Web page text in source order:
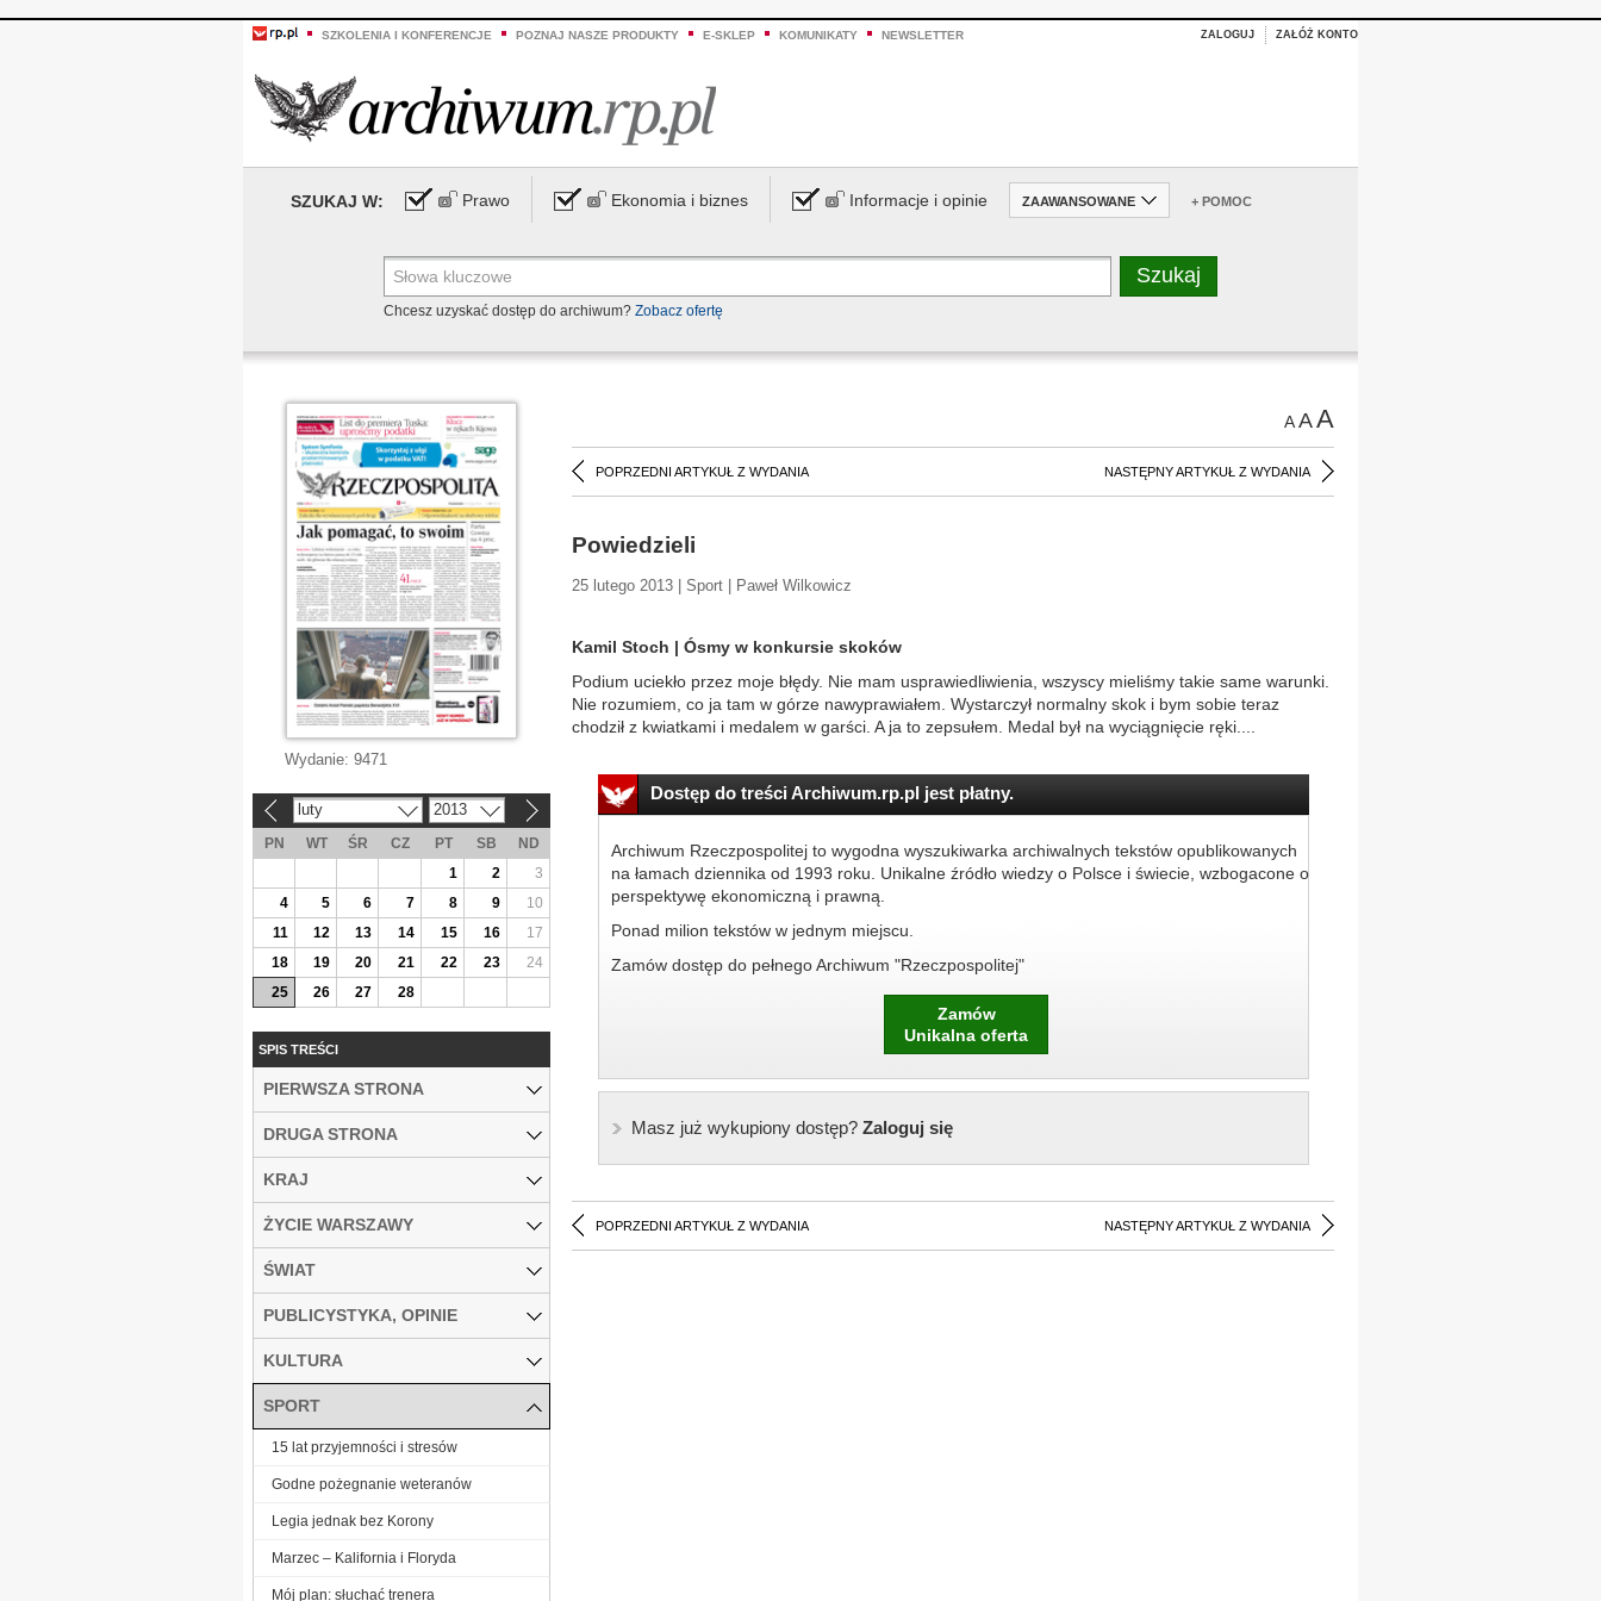
SZKOLENIA I KONFERENCJE POZNAJ NASZE PRODUKTY E-SKLEP KOMUNIKATY NEWSLETTER ZALOGUJ ZAŁÓŻ KONTO
SZUKAJ W: Prawo Ekonomia i biznes Informacje i opinie ZAAWANSOWANE + POMOC
Chcesz uzyskać dostęp do archiwum? Zobacz ofertę
AAA
POPRZEDNI ARTYKUŁ Z WYDANIA NASTĘPNY ARTYKUŁ Z WYDANIA
Powiedzieli
25 lutego 2013 | Sport | Paweł Wilkowicz
Kamil Stoch | Ósmy w konkursie skoków
Podium uciekło przez moje błędy. Nie mam usprawiedliwienia, wszyscy mieliśmy takie same warunki.
Nie rozumiem, co ja tam w górze nawyprawiałem. Wystarczył normalny skok i bym sobie teraz
chodził z kwiatkami i medalem w garści. A ja to zepsułem. Medal był na wyciągnięcie ręki....
Dostęp do treści Archiwum.rp.pl jest płatny.
Archiwum Rzeczpospolitej to wygodna wyszukiwarka archiwalnych tekstów opublikowanych
na łamach dziennika od 1993 roku. Unikalne źródło wiedzy o Polsce i świecie, wzbogacone o
perspektywę ekonomiczną i prawną.
Ponad milion tekstów w jednym miejscu.
Zamów dostęp do pełnego Archiwum "Rzeczpospolitej"
Zamów
Unikalna oferta
Masz już wykupiony dostęp?Zaloguj się
POPRZEDNI ARTYKUŁ Z WYDANIA NASTĘPNY ARTYKUŁ Z WYDANIA
Wydanie: 9471
luty 2013
PN WT ŚR CZ PT SB
ND
1
2
3
4
5 6 7 8 9
10
11
12 13 14 15 16
17
18
19 20 21 22 23
24
25
26 27 28
SPIS TREŚCI
PIERWSZA STRONA
DRUGA STRONA
KRAJ
ŻYCIE WARSZAWY
ŚWIAT
PUBLICYSTYKA, OPINIE
KULTURA
SPORT
15 lat przyjemności i stresów
Godne pożegnanie weteranów
Legia jednak bez Korony
Marzec – Kalifornia i Floryda
Mój plan: słuchać trenera